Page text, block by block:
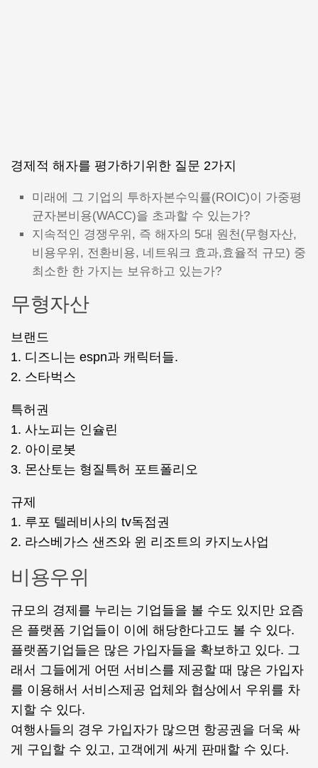
경제적 해자를 평가하기위한 질문 2가지
미래에 그 기업의 투하자본수익률(ROIC)이 가중평
균자본비용(WACC)을 초과할 수 있는가?
지속적인 경쟁우위, 즉 해자의 5대 원천(무형자산,
비용우위, 전환비용, 네트워크 효과,효율적 규모) 중
최소한 한 가지는 보유하고 있는가?
무형자산
브랜드
1. 디즈니는 espn과 캐릭터들.
2. 스타벅스
특허권
1. 사노피는 인슐린
2. 아이로봇
3. 몬산토는 형질특허 포트폴리오
규제
1. 루포 텔레비사의 tv독점권
2. 라스베가스 샌즈와 윈 리조트의 카지노사업
비용우위
규모의 경제를 누리는 기업들을 볼 수도 있지만 요즘
은 플랫폼 기업들이 이에 해당한다고도 볼 수 있다.
플랫폼기업들은 많은 가입자들을 확보하고 있다. 그
래서 그들에게 어떤 서비스를 제공할 때 많은 가입자
를 이용해서 서비스제공 업체와 협상에서 우위를 차
지할 수 있다.
여행사들의 경우 가입자가 많으면 항공권을 더욱 싸
게 구입할 수 있고, 고객에게 싸게 판매할 수 있다.